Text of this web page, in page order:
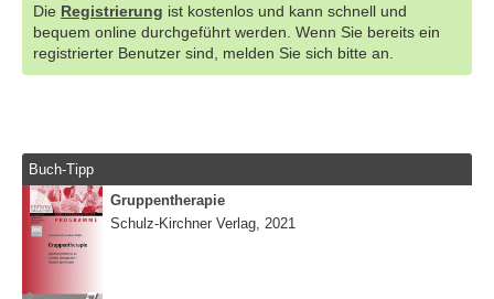
Die Registrierung ist kostenlos und kann schnell und
bequem online durchgeführt werden. Wenn Sie bereits ein
registrierter Benutzer sind, melden Sie sich bitte an.
Buch-Tipp
Gruppentherapie
Schulz-Kirchner Verlag, 2021